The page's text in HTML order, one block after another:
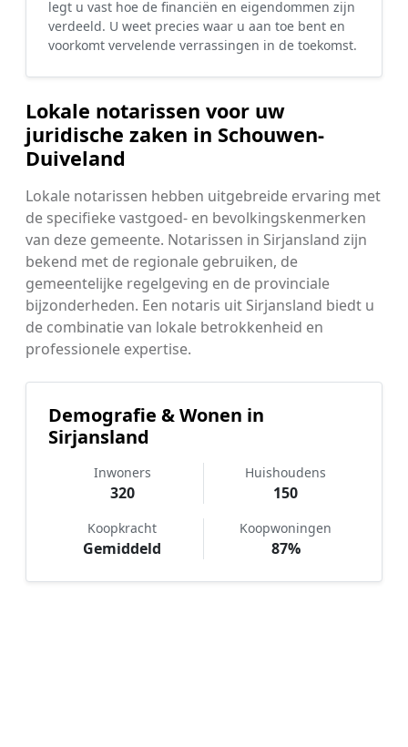
legt u vast hoe de financiën en eigendommen zijn
verdeeld. U weet precies waar u aan toe bent en
voorkomt vervelende verrassingen in de toekomst.
Lokale notarissen voor uw
juridische zaken in Schouwen-
Duiveland
Lokale notarissen hebben uitgebreide ervaring met
de specifieke vastgoed- en bevolkingskenmerken
van deze gemeente. Notarissen in Sirjansland zijn
bekend met de regionale gebruiken, de
gemeentelijke regelgeving en de provinciale
bijzonderheden. Een notaris uit Sirjansland biedt u
de combinatie van lokale betrokkenheid en
professionele expertise.
Demografie & Wonen in
Sirjansland
Inwoners
320
Huishoudens
150
Koopkracht
Gemiddeld
Koopwoningen
87%